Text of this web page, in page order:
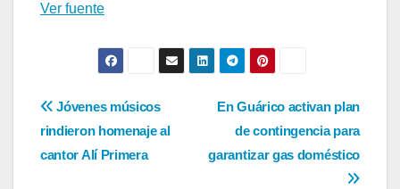
Ver fuente
Navegación
de
En Guárico activan plan
de contingencia para
garantizar gas doméstico
Jóvenes músicos
rindieron homenaje al
cantor Alí Primera